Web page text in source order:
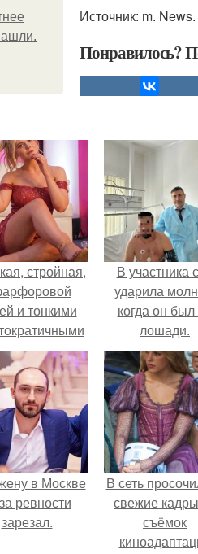
Источник: m.
Понравилось?
стройная,
и тонкими
эль
так, будто
с полотна
В участника
ударила
когда он
лошади.
в Москве
ревности
зарезал.
В сеть
свежие
съёмок